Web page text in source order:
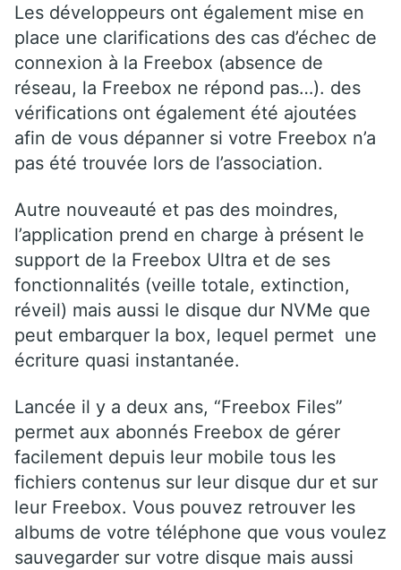
Les développeurs ont également mise en
place une clarifications des cas d’échec de
connexion à la Freebox (absence de
réseau, la Freebox ne répond pas…). des
vérifications ont également été ajoutées
afin de vous dépanner si votre Freebox n’a
pas été trouvée lors de l’association.
Autre nouveauté et pas des moindres,
l’application prend en charge à présent le
support de la Freebox Ultra et de ses
fonctionnalités (veille totale, extinction,
réveil) mais aussi le disque dur NVMe que
peut embarquer la box, lequel permet une
écriture quasi instantanée.
Lancée il y a deux ans, “Freebox Files”
permet aux abonnés Freebox de gérer
facilement depuis leur mobile tous les
fichiers contenus sur leur disque dur et sur
leur Freebox. Vous pouvez retrouver les
albums de votre téléphone que vous voulez
sauvegarder sur votre disque mais aussi